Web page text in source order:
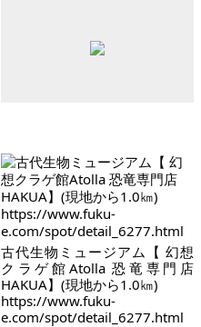
古代生物ミュージアム【 幻想
クラゲ館Atolla 恐竜専門店
HAKUA】(現地から1.0㎞)
https://www.fuku-
e.com/spot/detail_6277.html